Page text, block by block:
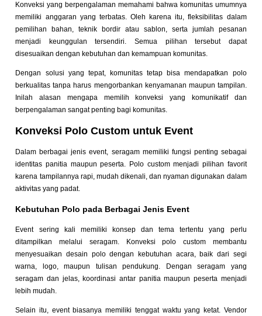
Konveksi yang berpengalaman memahami bahwa komunitas umumnya
memiliki anggaran yang terbatas. Oleh karena itu, fleksibilitas dalam
pemilihan bahan, teknik bordir atau sablon, serta jumlah pesanan
menjadi keunggulan tersendiri. Semua pilihan tersebut dapat
disesuaikan dengan kebutuhan dan kemampuan komunitas.
Dengan solusi yang tepat, komunitas tetap bisa mendapatkan polo
berkualitas tanpa harus mengorbankan kenyamanan maupun tampilan.
Inilah alasan mengapa memilih konveksi yang komunikatif dan
berpengalaman sangat penting bagi komunitas.
Konveksi Polo Custom untuk Event
Dalam berbagai jenis event, seragam memiliki fungsi penting sebagai
identitas panitia maupun peserta. Polo custom menjadi pilihan favorit
karena tampilannya rapi, mudah dikenali, dan nyaman digunakan dalam
aktivitas yang padat.
Kebutuhan Polo pada Berbagai Jenis Event
Event sering kali memiliki konsep dan tema tertentu yang perlu
ditampilkan melalui seragam. Konveksi polo custom membantu
menyesuaikan desain polo dengan kebutuhan acara, baik dari segi
warna, logo, maupun tulisan pendukung. Dengan seragam yang
seragam dan jelas, koordinasi antar panitia maupun peserta menjadi
lebih mudah.
Selain itu, event biasanya memiliki tenggat waktu yang ketat. Vendor